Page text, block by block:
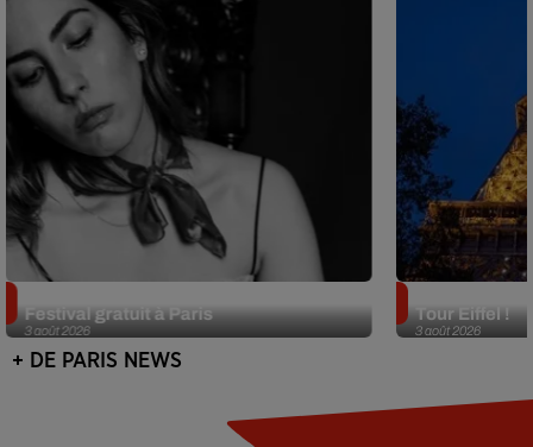
3 août 2026
Festival gratuit à Paris
3 août 2026
Tour Eiffel !
+ DE PARIS NEWS